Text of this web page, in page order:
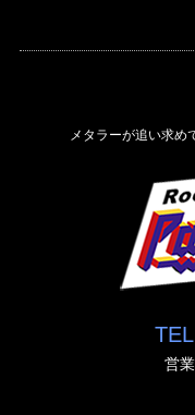
メタラーが追い求め
営